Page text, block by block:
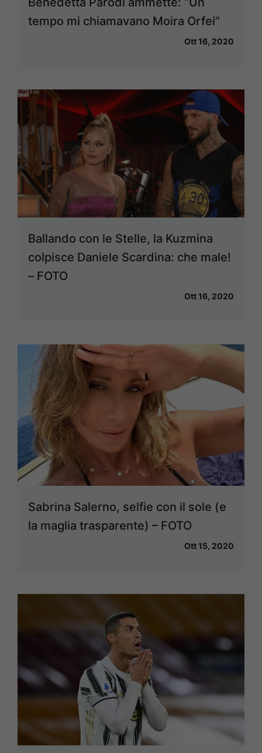
tempo mi chiamavano Moira Orfei”
Ott 16, 2020
Ballando con le Stelle, la Kuzmina
colpisce Daniele Scardina: che male!
– FOTO
Ott 16, 2020
Sabrina Salerno, selfie con il sole (e
la maglia trasparente) – FOTO
Ott 15, 2020